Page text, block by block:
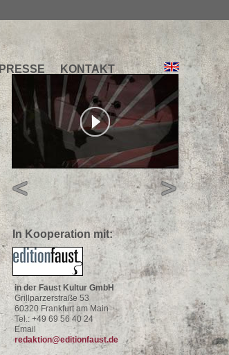
PRESSE KONTAKT
In Kooperation mit:
in der Faust Kultur GmbH
Grillparzerstraße 53
60320 Frankfurt am Main
Tel.: +49 69 56 40 24
Email
redaktion@editionfaust.de